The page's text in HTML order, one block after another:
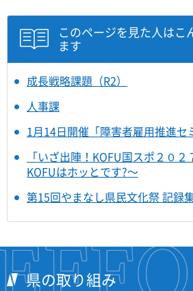
このページを見た人はこ
ます
成長戦略課題（R2）
人事課
1月14日開催「障害者雇用推進セ
「いざ出陣！KOFU国スポ２０
KOFUはホッとです?～
第15回やまなし県民文化祭 記録
県の取り組み